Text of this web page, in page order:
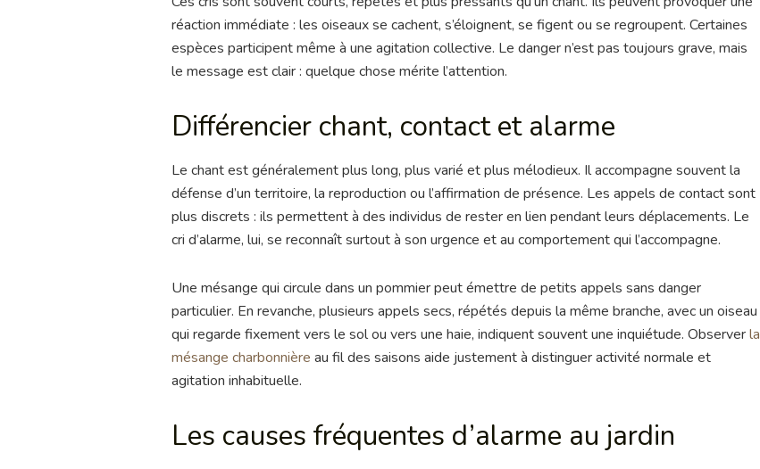
réaction immédiate : les oiseaux se cachent, s’éloignent, se figent ou se regroupent. Certaines
espèces participent même à une agitation collective. Le danger n’est pas toujours grave, mais
le message est clair : quelque chose mérite l’attention.
Différencier chant, contact et alarme
Le chant est généralement plus long, plus varié et plus mélodieux. Il accompagne souvent la
défense d’un territoire, la reproduction ou l’affirmation de présence. Les appels de contact sont
plus discrets : ils permettent à des individus de rester en lien pendant leurs déplacements. Le
cri d’alarme, lui, se reconnaît surtout à son urgence et au comportement qui l’accompagne.
Une mésange qui circule dans un pommier peut émettre de petits appels sans danger
particulier. En revanche, plusieurs appels secs, répétés depuis la même branche, avec un oiseau
qui regarde fixement vers le sol ou vers une haie, indiquent souvent une inquiétude. Observerla
mésange charbonnière au fil des saisons aide justement à distinguer activité normale et
agitation inhabituelle.
Les causes fréquentes d’alarme au jardin